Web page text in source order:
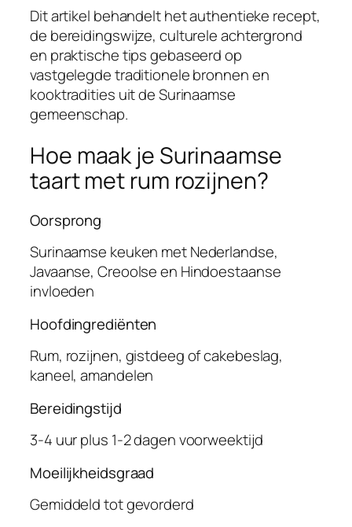
Dit artikel behandelt het authentieke recept,
de bereidingswijze, culturele achtergrond
en praktische tips gebaseerd op
vastgelegde traditionele bronnen en
kooktradities uit de Surinaamse
gemeenschap.
Hoe maak je Surinaamse
taart met rum rozijnen?
Oorsprong
Surinaamse keuken met Nederlandse,
Javaanse, Creoolse en Hindoestaanse
invloeden
Hoofdingrediënten
Rum, rozijnen, gistdeeg of cakebeslag,
kaneel, amandelen
Bereidingstijd
3-4 uur plus 1-2 dagen voorweektijd
Moeilijkheidsgraad
Gemiddeld tot gevorderd